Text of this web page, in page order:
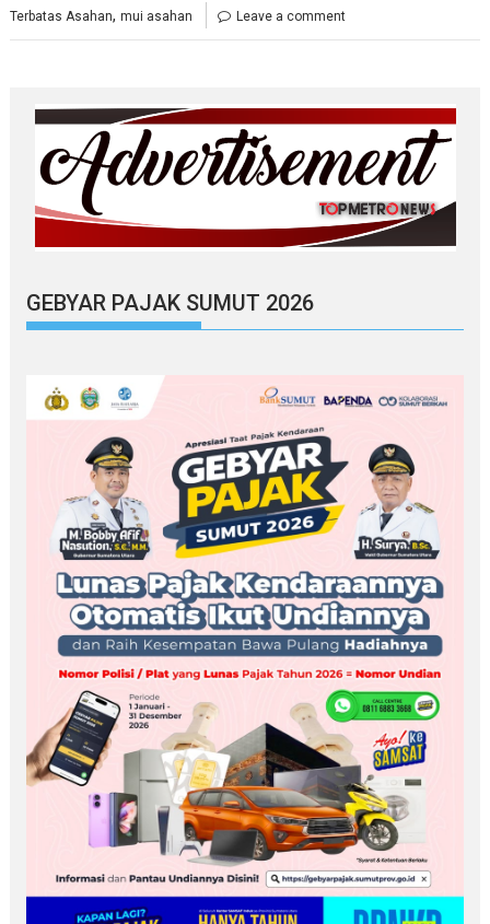
Terbatas Asahan,mui asahan Leave a comment
GEBYAR PAJAK SUMUT 2026